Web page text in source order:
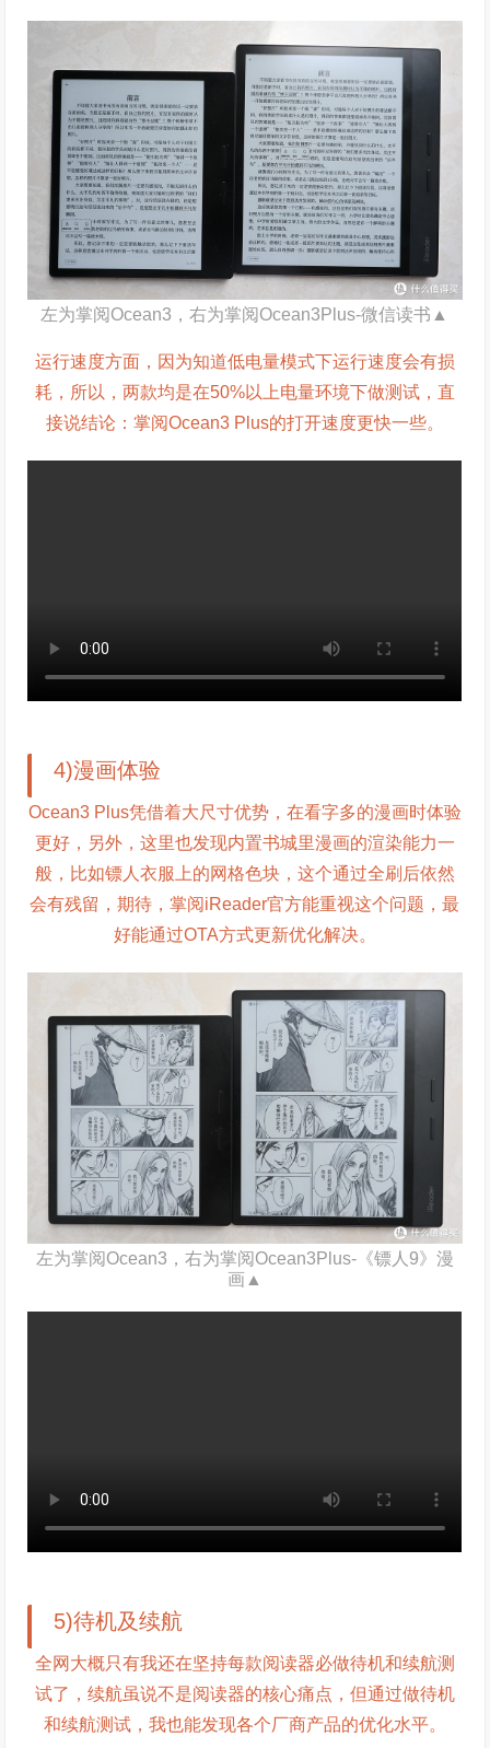
左为掌阅Ocean3，右为掌阅Ocean3Plus-微信读书▲
运行速度方面，因为知道低电量模式下运行速度会有损
耗，所以，两款均是在50%以上电量环境下做测试，直
接说结论：掌阅Ocean3 Plus的打开速度更快一些。
4)漫画体验
Ocean3 Plus凭借着大尺寸优势，在看字多的漫画时体验
更好，另外，这里也发现内置书城里漫画的渲染能力一
般，比如镖人衣服上的网格色块，这个通过全刷后依然
会有残留，期待，掌阅iReader官方能重视这个问题，最
好能通过OTA方式更新优化解决。
左为掌阅Ocean3，右为掌阅Ocean3Plus-《镖人9》漫
画▲
5)待机及续航
全网大概只有我还在坚持每款阅读器必做待机和续航测
试了，续航虽说不是阅读器的核心痛点，但通过做待机
和续航测试，我也能发现各个厂商产品的优化水平。